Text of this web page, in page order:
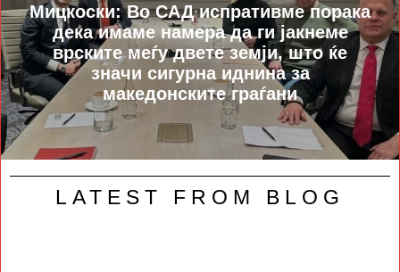
Мицкоски: Во САД испративме порака
дека имаме намера да ги јакнеме
врските меѓу двете земји, што ќе
значи сигурна иднина за
македонските граѓани
LATEST FROM BLOG